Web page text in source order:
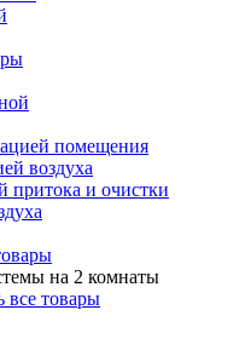
помещения
воздуха
притока и очистки
на 2 комнаты
все товары